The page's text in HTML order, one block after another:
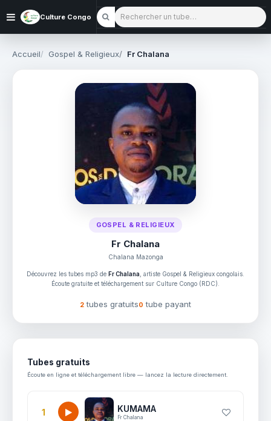
Culture Congo Rechercher un tube
Accueil Gospel & Religieux Fr Chalana
GOSPEL & RELIGIEUX
Fr Chalana
Chalana Mazonga
Découvrez les tubes mp3 de Fr Chalana , artiste Gospel & Religieux congolais.
Écoute gratuite et téléchargement sur Culture Congo (RDC).
2 tubes gratuits0 tube payant
Tubes gratuits
Écoute en ligne et téléchargement libre — lancez la lecture directement.
1 KUMAMA
Fr Chalana